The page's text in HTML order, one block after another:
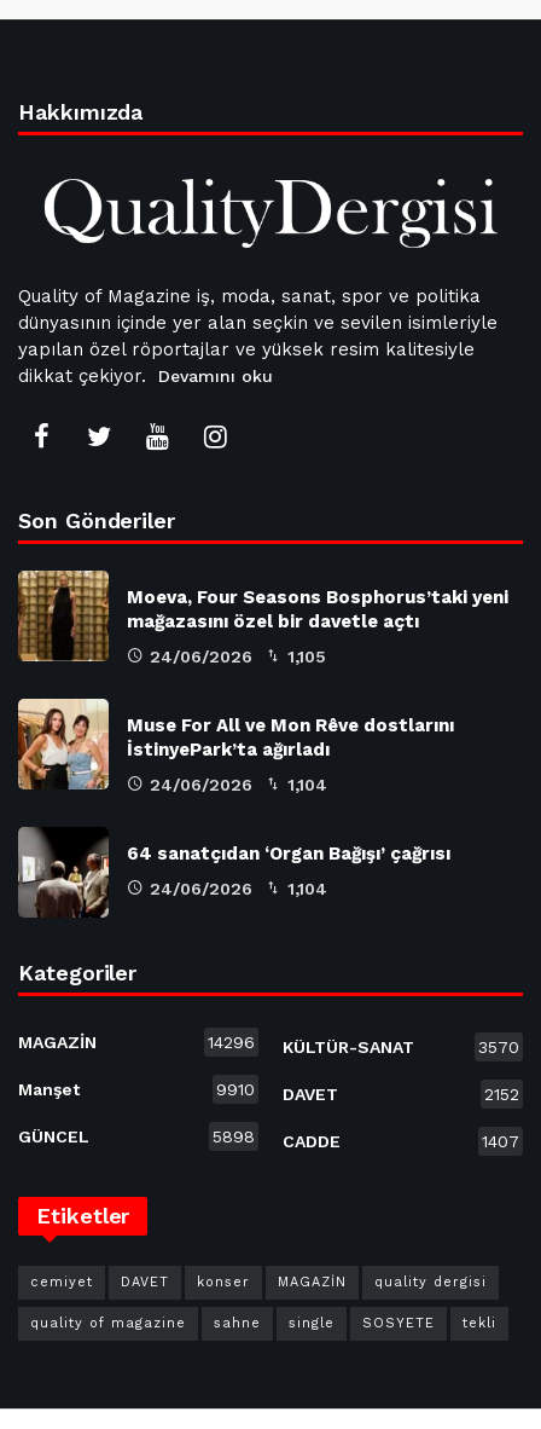
Hakkımızda
Quality of Magazine iş, moda, sanat, spor ve politika
dünyasının içinde yer alan seçkin ve sevilen isimleriyle
yapılan özel röportajlar ve yüksek resim kalitesiyle
dikkat çekiyor.
Devamını oku
Son Gönderiler
Moeva, Four Seasons Bosphorus’taki yeni
mağazasını özel bir davetle açtı
24/06/2026 1,105
Muse For All ve Mon Rêve dostlarını
İstinyePark’ta ağırladı
24/06/2026 1,104
64 sanatçıdan ‘Organ Bağışı’ çağrısı
24/06/2026 1,104
Kategoriler
MAGAZİN 14296
Manşet 9910
GÜNCEL 5898
KÜLTÜR-SANAT 3570
DAVET 2152
CADDE 1407
Etiketler
cemiyet DAVET konser MAGAZİN quality dergisi
quality of magazine sahne single SOSYETE tekli